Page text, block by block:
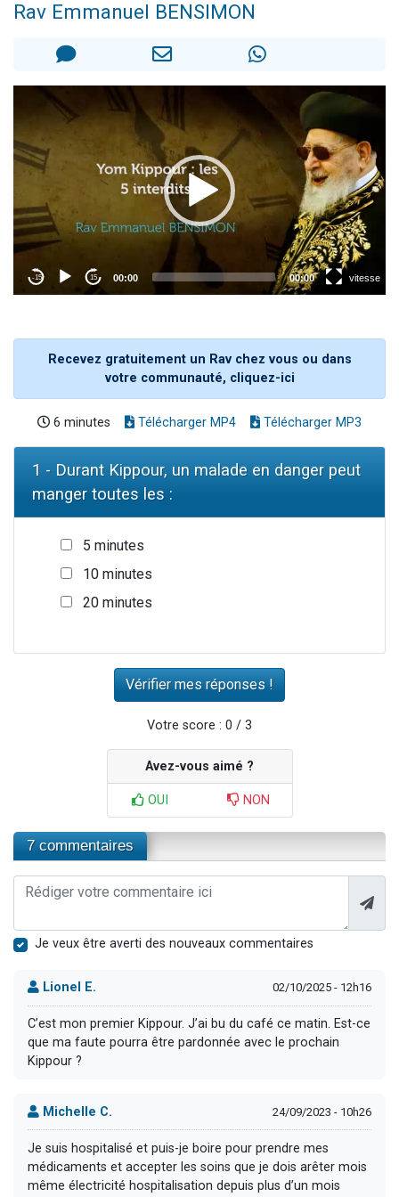
Eli vient de donner son Maasser
Rav Emmanuel BENSIMON
Recevez gratuitement un Rav chez vous ou dans
votre communauté, cliquez-ici
6 minutes Télécharger MP4 Télécharger MP3
1 - Durant Kippour, un malade en danger peut
manger toutes les :
5 minutes
10 minutes
20 minutes
Votre score : 0 / 3
Avez-vous aimé ?
OUI NON
7 commentaires
Je veux être averti des nouveaux commentaires
Lionel E. 02/10/2025 - 12h16
C’est mon premier Kippour. J’ai bu du café ce matin. Est-ce
que ma faute pourra être pardonnée avec le prochain
Kippour ?
Michelle C. 24/09/2023 - 10h26
Je suis hospitalisé et puis-je boire pour prendre mes
médicaments et accepter les soins que je dois arêter mois
même électricité hospitalisation depuis plus d’un mois